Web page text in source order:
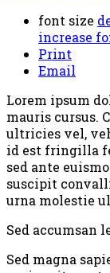
font size
increase
Print
Email
Lorem ipsum
mauris cursus.
ultricies vel,
id est fringilla
sed ante
suscipit
urna molestie
Sed accumsan
Sed magna